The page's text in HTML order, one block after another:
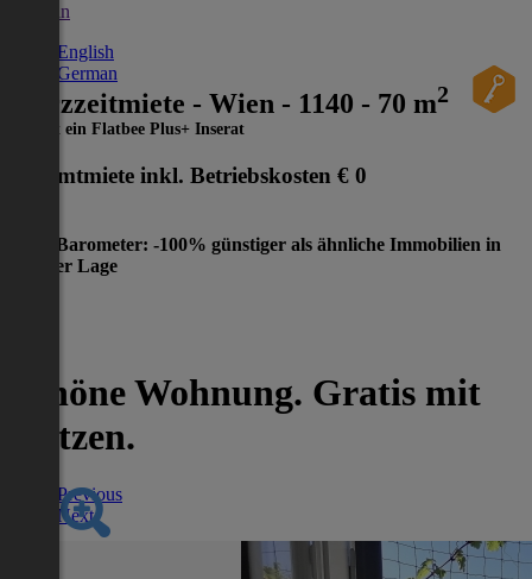
German
English
German
Kurzzeitmiete - Wien - 1140 - 70 m2
Dies ist ein Flatbee Plus+ Inserat
Gesamtmiete inkl. Betriebskosten € 0
Preis-Barometer: -100% günstiger als ähnliche Immobilien in
gleicher Lage
Schöne Wohnung. Gratis mit
Katzen.
Previous
Next